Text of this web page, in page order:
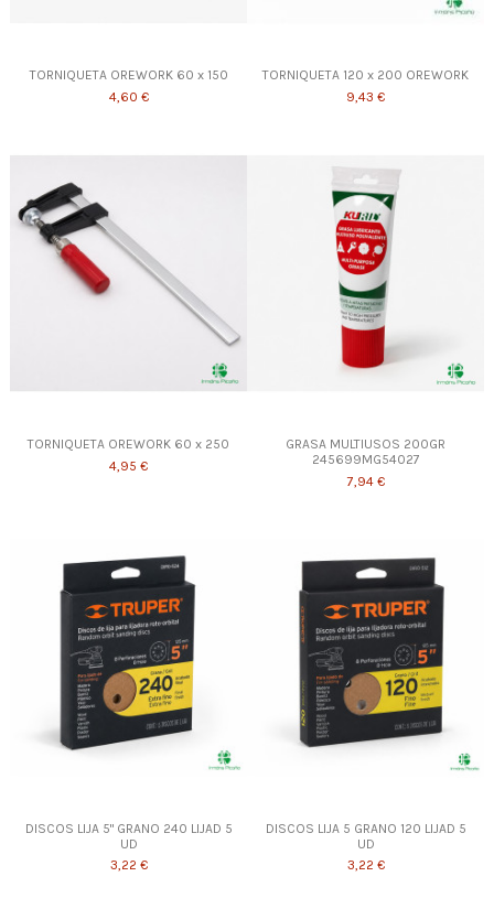
TORNIQUETA OREWORK 60 x 150
4,60 €
TORNIQUETA 120 x 200 OREWORK
9,43 €
TORNIQUETA OREWORK 60 x 250
4,95 €
GRASA MULTIUSOS 200GR
245699MG54027
7,94 €
DISCOS LIJA 5" GRANO 240 LIJAD 5
UD
3,22 €
DISCOS LIJA 5 GRANO 120 LIJAD 5
UD
3,22 €